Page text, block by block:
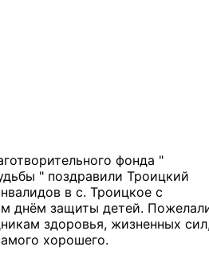
фонда "
" поздравили Троицкий
в с. Троицкое с
днём защиты детей.
здоровья, жизненных
хорошего.